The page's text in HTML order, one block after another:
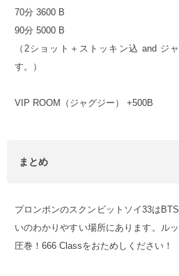
70分 3600 B
90分 5000 B
（2ショット＋ストッキン込 and ジ
す。）
VIP ROOM（ジャグジー） +500B
まとめ
プロンポンのスクンビットソイ33は
いのわかりやすい場所にあります。ル
圧巻！666 Classをおためしください！